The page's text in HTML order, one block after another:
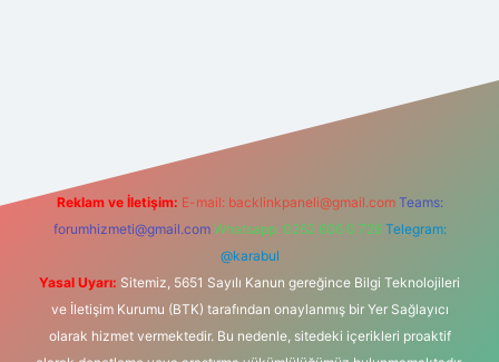
Reklam ve İletişim: E-mail: backlinkpaneli@gmail.com Teams:
forumhizmeti@gmail.com Whatsapp: 0262 606 0 726 Telegram:
@karabul
Yasal Uyarı: Sitemiz, 5651 Sayılı Kanun gereğince Bilgi Teknolojileri
ve İletişim Kurumu (BTK) tarafından onaylanmış bir Yer Sağlayıcı
olarak hizmet vermektedir. Bu nedenle, sitedeki içerikleri proaktif